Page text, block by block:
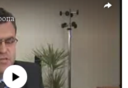
currently available